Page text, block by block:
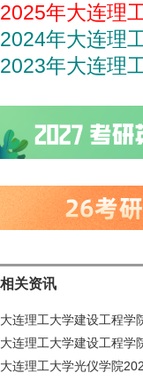
2025年大连理
2024年大连理
2023年大连理
相关资讯
大连理工大学建设工程学
大连理工大学建设工程学
大连理工大学光仪学院